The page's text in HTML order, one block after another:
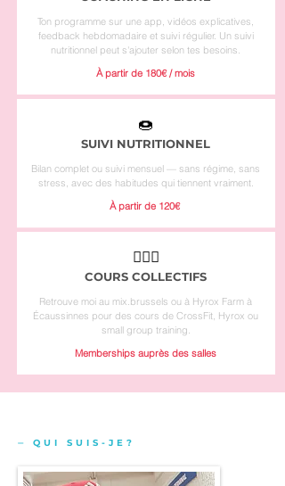
Ton programme sur une app, vidéos explicatives,
feedback hebdomadaire et suivi régulier. Un suivi
nutritionnel peut s'ajouter selon tes besoins.
À partir de 180€ / mois
🍩
SUIVI NUTRITIONNEL
Bilan complet ou suivi mensuel — sans régime, sans
stress, avec des habitudes qui tiennent vraiment.
À partir de 120€
🤸🏽‍♀️
COURS COLLECTIFS
Retrouve moi au mix.brussels ou à Hyrox Farm à
Écaussinnes pour des cours de CrossFit, Hyrox ou
small group training.
Memberships auprès des salles
⏤ QUI SUIS-JE?